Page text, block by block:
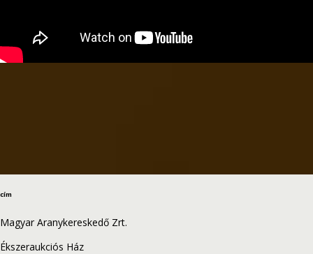
cím
Magyar Aranykereskedő Zrt.
Ékszeraukciós Ház